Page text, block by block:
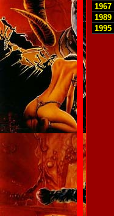
1967
1989
1995